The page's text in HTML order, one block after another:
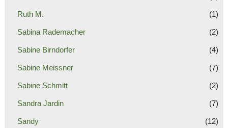
Ruth M. (1)
Sabina Rademacher (2)
Sabine Birndorfer (4)
Sabine Meissner (7)
Sabine Schmitt (2)
Sandra Jardin (7)
Sandy (12)